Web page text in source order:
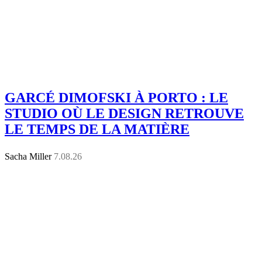
GARCÉ DIMOFSKI À PORTO : LE
STUDIO OÙ LE DESIGN RETROUVE
LE TEMPS DE LA MATIÈRE
Sacha Miller 7.08.26